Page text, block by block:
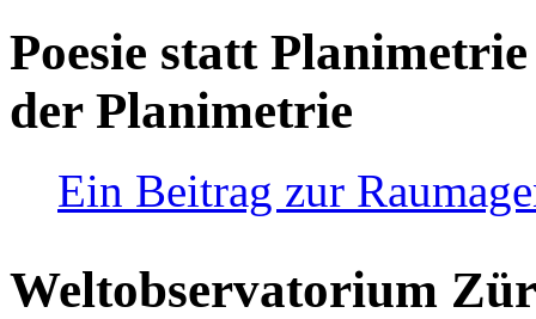
Poesie statt
der Planimetrie
Ein Beitrag zur
Weltobservatorium